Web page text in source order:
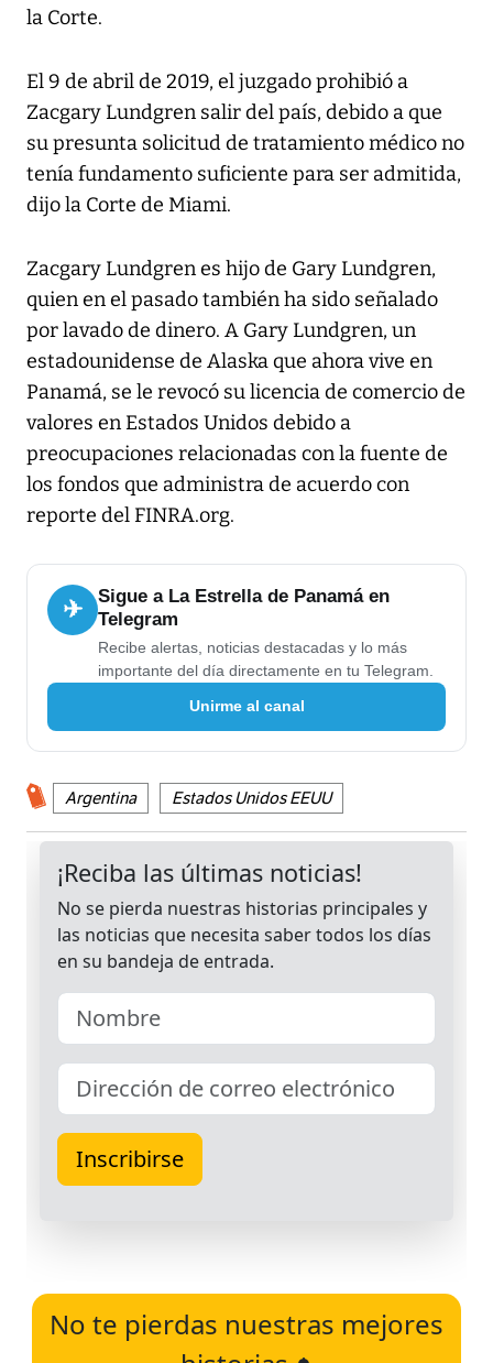
la Corte.
El 9 de abril de 2019, el juzgado prohibió a
Zacgary Lundgren salir del país, debido a que
su presunta solicitud de tratamiento médico no
tenía fundamento suficiente para ser admitida,
dijo la Corte de Miami.
Zacgary Lundgren es hijo de Gary Lundgren,
quien en el pasado también ha sido señalado
por lavado de dinero. A Gary Lundgren, un
estadounidense de Alaska que ahora vive en
Panamá, se le revocó su licencia de comercio de
valores en Estados Unidos debido a
preocupaciones relacionadas con la fuente de
los fondos que administra de acuerdo con
reporte del FINRA.org.
✈
Sigue a La Estrella de Panamá en
Telegram
Recibe alertas, noticias destacadas y lo más
importante del día directamente en tu Telegram.
Unirme al canal
Argentina Estados Unidos EEUU
No te pierdas nuestras mejores